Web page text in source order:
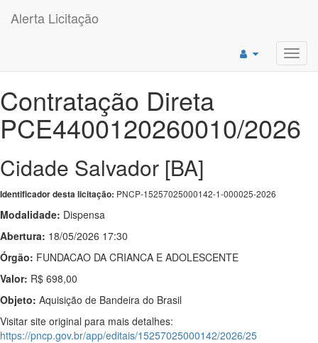
Alerta Licitação
Contratação Direta
PCE4400120260010/2026
Cidade Salvador [BA]
Identificador desta licitação: PNCP-15257025000142-1-000025-2026
Modalidade: Dispensa
Abertura: 18/05/2026 17:30
Órgão: FUNDACAO DA CRIANCA E ADOLESCENTE
Valor: R$ 698,00
Objeto: Aquisição de Bandeira do Brasil
Visitar site original para mais detalhes:
https://pncp.gov.br/app/editais/15257025000142/2026/25